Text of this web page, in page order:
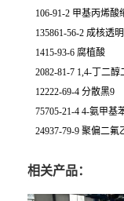
106-91-2 甲基丙烯酸
135861-56-2 成核透
1415-93-6 腐植酸
2082-81-7 1,4-丁二
12222-69-4 分散黑9
75705-21-4 4-氨甲基
24937-79-9 聚偏二氟
相关产品：